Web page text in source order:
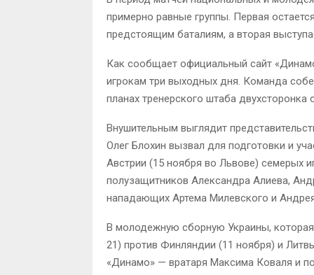
примерно равные группы. Первая
предстоящим баталиям, а вторая
Как сообщает официальный сайт
игрокам три выходных дня. Команда
планах тренерского штаба
Внушительным выглядит
Олег Блохин вызвал для подготовки и
Австрии (15 ноября во Львове) семерых
полузащитников Александра Алиева,
нападающих Артема Милевского и
В молодежную сборную Украины,
21) против Финляндии (11 ноября) и
«Динамо» — вратаря Максима Коваля и